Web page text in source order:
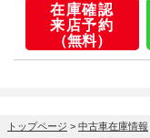
在庫確認
来店予約
（無料）
トップページ > 中古車在庫情報